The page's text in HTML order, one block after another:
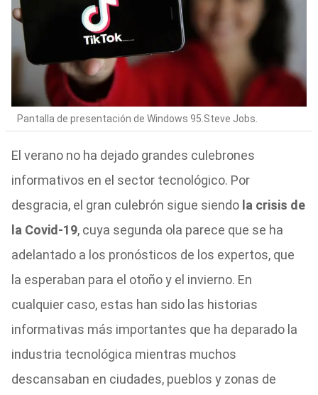
Pantalla de presentación de Windows 95.Steve Jobs.
El verano no ha dejado grandes culebrones
informativos en el sector tecnológico. Por
desgracia, el gran culebrón sigue siendo la crisis de
la Covid-19, cuya segunda ola parece que se ha
adelantado a los pronósticos de los expertos, que
la esperaban para el otoño y el invierno. En
cualquier caso, estas han sido las historias
informativas más importantes que ha deparado la
industria tecnológica mientras muchos
descansaban en ciudades, pueblos y zonas de